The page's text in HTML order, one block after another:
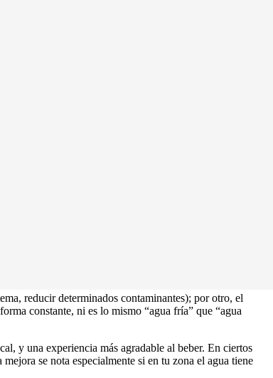
tiene sentido cada uno) y cómo instalar y mantener tu
reducir determinados contaminantes); por otro, el
constante, ni es lo mismo “agua fría” que “agua
y una experiencia más agradable al beber. En ciertos
se nota especialmente si en tu zona el agua tiene